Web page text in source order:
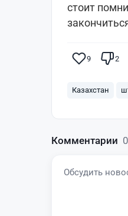
стоит
9 2
Казахстан
Комментарии 0